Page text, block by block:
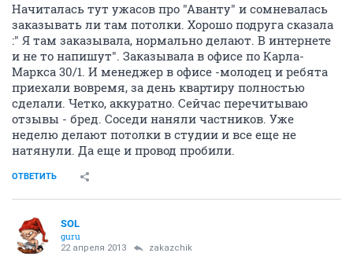
Начиталась тут ужасов про "Аванту" и сомневалась
заказывать ли там потолки. Хорошо подруга сказала
:" Я там заказывала, нормально делают. В интернете
и не то напишут". Заказывала в офисе по Карла-
Маркса 30/1. И менеджер в офисе -молодец и ребята
приехали вовремя, за день квартиру полностью
сделали. Четко, аккуратно. Сейчас перечитываю
отзывы - бред. Соседи наняли частников. Уже
неделю делают потолки в студии и все еще не
натянули. Да еще и провод пробили.
ОТВЕТИТЬ
SOL
guru
22 апреля 2013 zakazchik